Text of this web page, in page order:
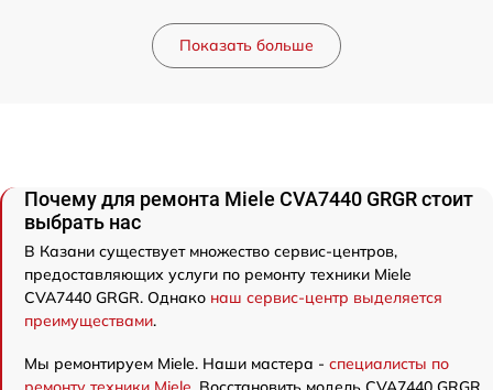
Показать больше
Почему для ремонта Miele CVA7440 GRGR стоит
выбрать нас
В Казани существует множество сервис-центров,
предоставляющих услуги по ремонту техники Miele
CVA7440 GRGR. Однако наш сервис-центр выделяется
преимуществами.
Мы ремонтируем Miele. Наши мастера - специалисты по